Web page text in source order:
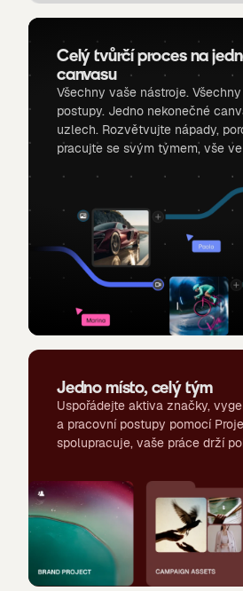
Celý tvůrčí proces na
canvasu
Všechny vaše nástroje.
postupy. Jedno nekonečné
uzlech. Rozvětvujte nápady,
pracujte se svým týmem, vše
Jedno místo, celý tým
Uspořádejte aktiva značky,
a pracovní postupy pomocí
spolupracuje, vaše práce drží